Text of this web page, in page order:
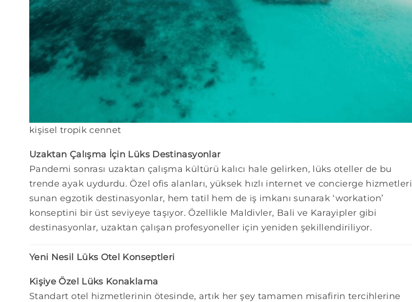
kişisel tropik cennet
Uzaktan Çalışma İçin Lüks Destinasyonlar
Pandemi sonrası uzaktan çalışma kültürü kalıcı hale gelirken, lüks oteller de bu
trende ayak uydurdu. Özel ofis alanları, yüksek hızlı internet ve concierge hizmetleri
sunan egzotik destinasyonlar, hem tatil hem de iş imkanı sunarak ‘workation’
konseptini bir üst seviyeye taşıyor. Özellikle Maldivler, Bali ve Karayipler gibi
destinasyonlar, uzaktan çalışan profesyoneller için yeniden şekillendiriliyor.
Yeni Nesil Lüks Otel Konseptleri
Kişiye Özel Lüks Konaklama
Standart otel hizmetlerinin ötesinde, artık her şey tamamen misafirin tercihlerine